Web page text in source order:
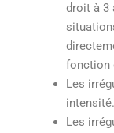
droit à 3
fonction
Les
intensité.
Les